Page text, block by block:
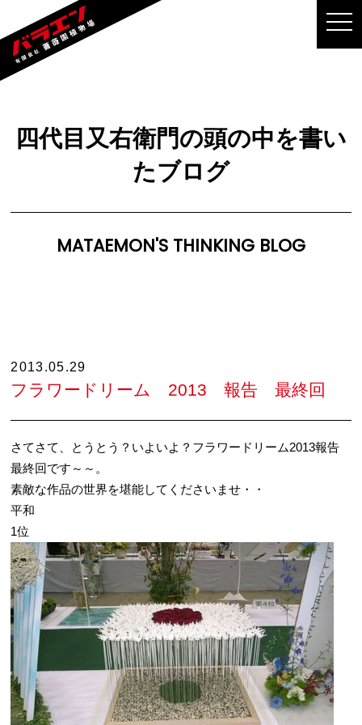
四代目又右衛門の頭の中を書い
たブログ
MATAEMON'S THINKING BLOG
2013.05.29
フラワードリーム 2013 報告 最終回
さてさて、とうとう？いよいよ？フラワードリーム2013報告
最終回です～～。
素敵な作品の世界を堪能してくださいませ・・
平和
1位